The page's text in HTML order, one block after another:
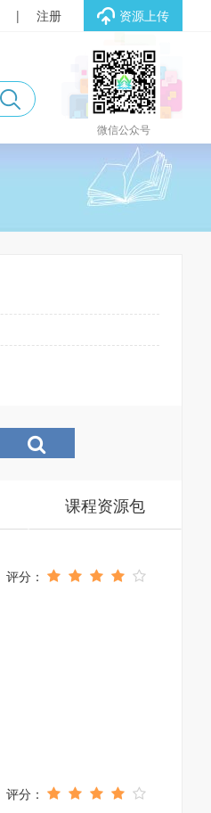
资源上传
| 注册
微信公众号
课程资源包